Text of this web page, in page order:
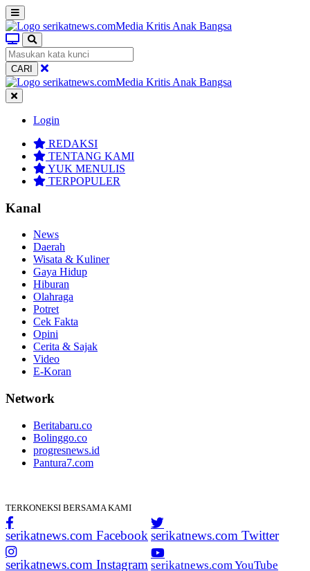
CARI
Login
REDAKSI
TENTANG KAMI
YUK MENULIS
TERPOPULER
Kanal
News
Daerah
Wisata & Kuliner
Gaya Hidup
Hiburan
Olahraga
Potret
Cek Fakta
Opini
Cerita & Sajak
Video
E-Koran
Network
Beritabaru.co
Bolinggo.co
progresnews.id
Pantura7.com
TERKONEKSI BERSAMA KAMI
serikatnews.com Facebook serikatnews.com Twitter
serikatnews.com Instagram serikatnews.com YouTube